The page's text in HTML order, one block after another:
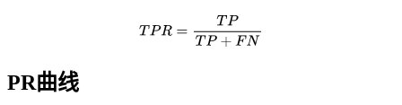
PR曲线